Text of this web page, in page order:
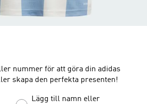
nummer för att göra din adidas
skapa den perfekta presenten!
Lägg till namn eller